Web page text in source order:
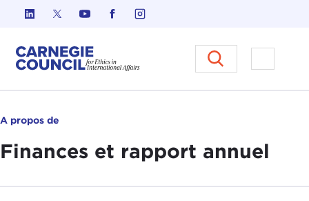
Skip to content
Carnegie Council sur
Ouvrir
A propos de
Finances et rapport annuel